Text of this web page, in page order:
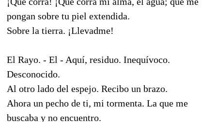
pongan sobre tu piel extendida.
Sobre la tierra. ¡Llevadme!
El Rayo. - El - Aquí, residuo. Inequívoco.
Desconocido.
Al otro lado del espejo. Recibo un brazo.
Ahora un pecho de ti, mi tormenta. La que me
buscaba y no encuentro.